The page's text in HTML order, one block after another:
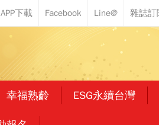
幸福熟齡 ESG永續台灣